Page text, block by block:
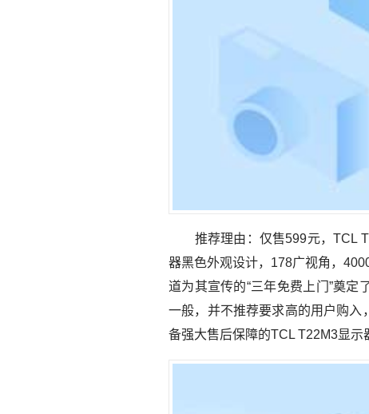
推荐理由：仅售599元，TCL
器黑色外观设计，178广视角，
道为其宣传的“三年免费上门”奠
一般，并不推荐要求高的用户购入
备强大售后保障的TCL T22M3显示